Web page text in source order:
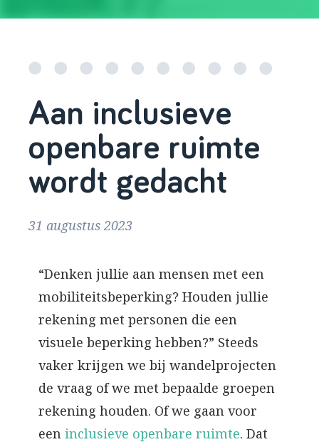
Aan inclusieve
openbare ruimte
wordt gedacht
31 augustus 2023
“Denken jullie aan mensen met een
mobiliteitsbeperking? Houden jullie
rekening met personen die een
visuele beperking hebben?” Steeds
vaker krijgen we bij wandelprojecten
de vraag of we met bepaalde groepen
rekening houden. Of we gaan voor
een inclusieve openbare ruimte. Dat